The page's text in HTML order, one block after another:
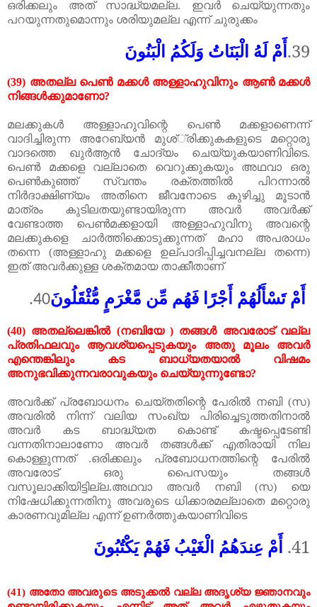
ഒരിക്കലും അത് സാദ്ധ്യമല്ല. ഇവർ
ചെയ്യുന്നതും
പറയുന്നതുമൊന്നും ശരിയുമല്ല എന്ന് ചുരുക്കം
39. أَمْ لَهُ الْبَنَاتُ وَلَكُمُ الْبَنُونَ
(39) അതല്ല പെൺ മക്കൾ അള്ളാഹുവിനും ആൺ മക്കൾ
നിങ്ങൾക്കുമാണോ?
മലക്കുകൾ അള്ളാഹുവിന്റെ പെൺ
മക്കളാണെന്ന്
വാദിച്ചിരുന്ന
അറേബ്യൻ മുശ്്രിക്കുകകളുടെ
മറ്റൊരു
വാദത്തെ
ഖുർആൻ ചോദ്യം ചെയ്യുകയാണിവിടെ.
പെൺ
മക്കളെ വല്ലാതെ വെറുക്കുകയും അഥവാ
ഒരു
പെൺകുഞ്ഞ്
സ്വന്തം രക്തത്തിൽ
പിറന്നാൽ
നിർദാക്ഷിണ്യം
അതിനെ ജീവനോടെ കുഴിച്ചു
മൂടാൻ
മാത്രം
കുടിലതയുണ്ടായിരുന്ന അവർ
അവർക്ക്
വേണ്ടാത്ത
പെൺമക്കളായി അള്ളാഹുവിനു
അവന്റെ
മലക്കുകളെ
ചാർത്തിക്കൊടുക്കുന്നത് മഹാ
അപരാധം
തന്നെ(അള്ളാഹു മക്കളെ ഉല്പാദിപ്പിച്ചവനല്ല തന്നെ)
ഇത് അവർക്കുള്ള ശക്തമായ താക്കീതാണ്
.40أَمْ تَسْأَلُهُمْ أَجْرًا فَهُم مِّن مَّغْرَمٍ مُّثْقَلُونَ
(40) അതല്ലെങ്കിൽ(നബിയേ) തങ്ങൾ അവരോട് വല്ല
പ്രതിഫലവും
ആവശ്യപ്പെടുകയും അതു മൂലം
അവർ
എന്തെങ്കിലും
കട ബാധ്യതയാൽ
വിഷമം
അനുഭവിക്കുന്നവരാവുകയും ചെയ്യുന്നുണ്ടോ?
അവർക്ക് പ്രബോധനം ചെയ്തതിന്റെ പേരിൽ നബി (സ)
അവരിൽ
നിന്ന് വലിയ സംഖ്യ
പിരിച്ചെടുത്തതിനാൽ
അവർ
കട ബാദ്ധ്യത കൊണ്ട്
കഷ്ടപ്പെടേണ്ടി
വന്നതിനാലാണോ
അവർ തങ്ങൾക്ക് എതിരായി
നില
കൊള്ളുന്നത്.ഒരിക്കലും പ്രബോധനത്തിന്റെ
പേരിൽ
അവരോട്
ഒരു പൈസയും
തങ്ങൾ
വസൂലാക്കിയിട്ടില്ല.അഥവാ അവർ നബി (സ) യെ
നിഷേധിക്കുന്നതിനു അവരുടെ ധിക്കാരമല്ലാതെ മറ്റൊരു
കാരണവുമില്ല എന്ന് ഉണർത്തുകയാണിവിടെ
41. أَمْ عِندَهُمُ الْغَيْبُ فَهُمْ يَكْتُبُونَ
(41) അതോ അവരുടെ അടുക്കൽ വല്ല അദൃശ്യ ജ്ഞാനവും